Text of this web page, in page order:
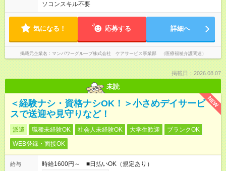
ソコンスキル不要
気になる！ 応募する 詳細へ
掲載元企業名 マンパワーグループ株式会社 ケアサービス事業部 （医療福祉介護関連）
掲載日：2026.08.07
未読
NEW
＜経験ナシ・資格ナシOK！＞小さめデイサービ
スで送迎や見守りなど！
派遣 職種未経験OK 社会人未経験OK 大学生歓迎
ブランクOK
WEB登録・面接OK
給与
時給1600円～ ■日払いOK（規定あり）